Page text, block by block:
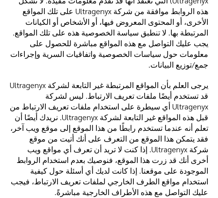
هذه الروابط موافقة من شركة Ultragenyx على تلك المواقع
الأخرى، أو المحتوى المعروض فيها، أو الأشخاص أو الكيانات
المرتبطة بها. لا تنطبق سياسة الخصوصية هذه على تلك المواقع.
يجب عليك التواصل مع هذه المواقع مباشرة للحصول على
معلومات حول سياسات الخصوصية واتفاقيات السرية وإجراءات
جمع/توزيع البيانات.
يرجى العلم بأن المواقع المرتبطة غير التابعة لشركة Ultragenyx
قد تستخدم أيضًا ملفات تعريف الارتباط. ليس لشركة
Ultragenyx أي سيطرة على استخدام ملفات تعريف الارتباط من
قبل هذه المواقع غير التابعة لشركة Ultragenyx. نريدك أيضًا أن
تعلم أنه عندما تستخدم رابطًا من هذا الموقع إلى موقع ويب آخر،
فقد يتمكن هذا الموقع من التعرف على أنك أتيت من موقع
شركة Ultragenyx. إذا كنت لا تريد أن تعرف أي مواقع ويب
أخرى أنك قد زرت هذا الموقع، فنوصيك بعدم استخدام الروابط
الموجودة على موقعنا. إذا كانت لديك أي أسئلة حول كيفية
استخدام مواقع الطرف الخارجي لملفات تعريف الارتباط، فيجب
عليك التواصل مع هذه الأطراف الخارجية مباشرةً.